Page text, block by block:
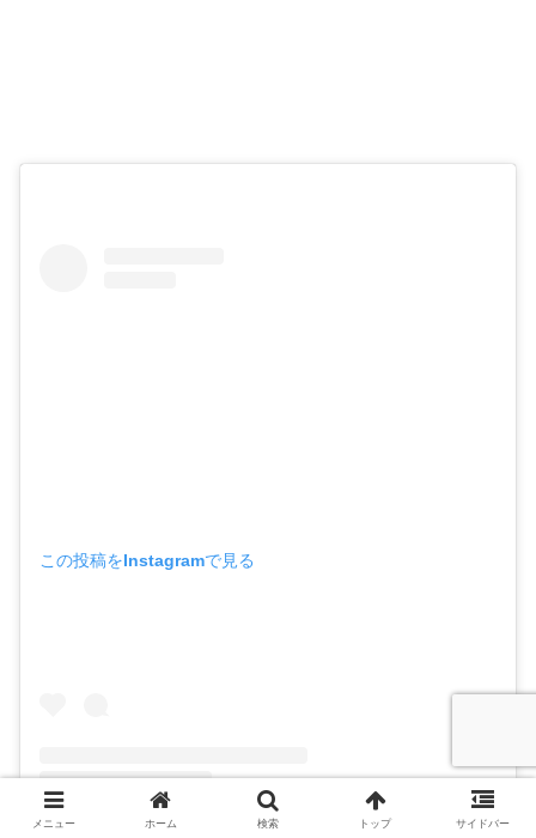
この投稿をInstagramで見る
メニュー ホーム 検索 トップ サイドバー